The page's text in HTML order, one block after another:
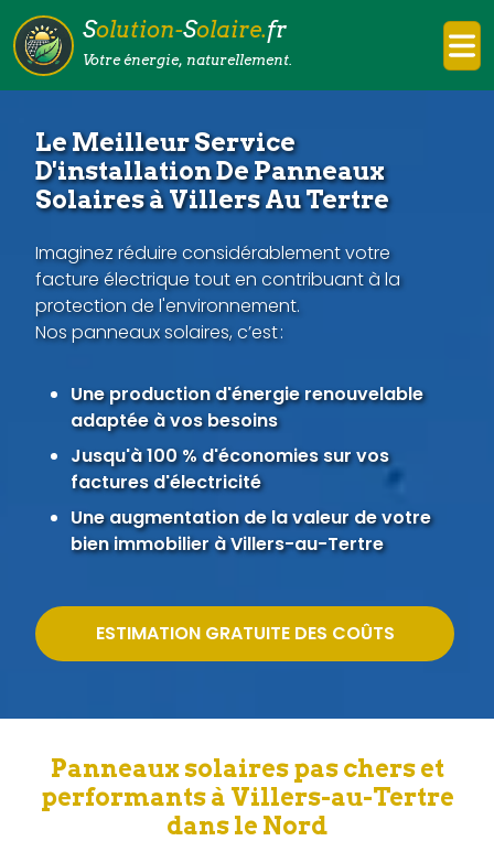
Solution-Solaire.fr
Votre énergie, naturellement.
Le Meilleur Service
D'installation De Panneaux
Solaires à Villers Au Tertre
Imaginez réduire considérablement votre
facture électrique tout en contribuant à la
protection de l'environnement.
Nos panneaux solaires, c’est :
Une production d'énergie renouvelable
adaptée à vos besoins
Jusqu'à 100 % d'économies sur vos
factures d'électricité
Une augmentation de la valeur de votre
bien immobilier à Villers-au-Tertre
ESTIMATION GRATUITE DES COÛTS
Panneaux solaires pas chers et
performants à Villers-au-Tertre
dans le Nord